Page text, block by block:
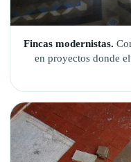
Fincas modernistas.
en proyectos donde